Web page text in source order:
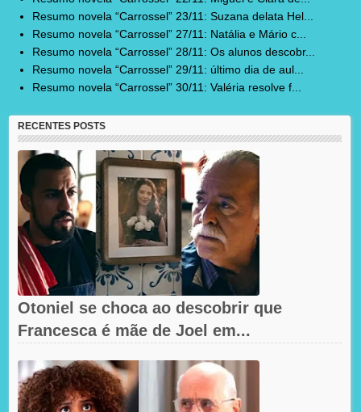
Resumo novela “Carrossel” 23/11: Suzana delata Hel...
Resumo novela “Carrossel” 27/11: Natália e Mário c...
Resumo novela “Carrossel” 28/11: Os alunos descobr...
Resumo novela “Carrossel” 29/11: último dia de aul...
Resumo novela “Carrossel” 30/11: Valéria resolve f...
RECENTES POSTS
Otoniel se choca ao descobrir que
Francesca é mãe de Joel em...